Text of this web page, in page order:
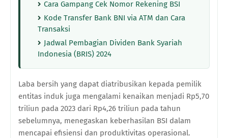
Cara Gampang Cek Nomor Rekening BSI
Kode Transfer Bank BNI via ATM dan Cara
Transaksi
Jadwal Pembagian Dividen Bank Syariah
Indonesia (BRIS) 2024
Laba bersih yang dapat diatribusikan kepada pemilik
entitas induk juga mengalami kenaikan menjadi Rp5,70
triliun pada 2023 dari Rp4,26 triliun pada tahun
sebelumnya, menegaskan keberhasilan BSI dalam
mencapai efisiensi dan produktivitas operasional.